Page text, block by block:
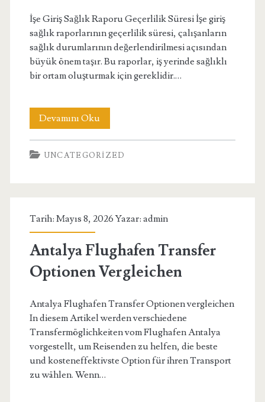
İşe Giriş Sağlık Raporu Geçerlilik Süresi İşe giriş
sağlık raporlarının geçerlilik süresi, çalışanların
sağlık durumlarının değerlendirilmesi açısından
büyük önem taşır. Bu raporlar, iş yerinde sağlıklı
bir ortam oluşturmak için gereklidir.…
Devamını Okuİse
Giris
Saglik
Suresi
UNCATEGORIZED
Tarih: Mayıs 8, 2026 Yazar: admin
Antalya Flughafen Transfer
Optionen Vergleichen
Antalya Flughafen Transfer Optionen vergleichen
In diesem Artikel werden verschiedene
Transfermöglichkeiten vom Flughafen Antalya
vorgestellt, um Reisenden zu helfen, die beste
und kosteneffektivste Option für ihren Transport
zu wählen. Wenn…